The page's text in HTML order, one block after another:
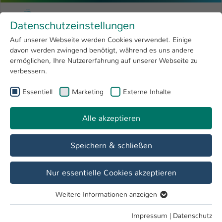
Menu
Forschung 4
Open submenu
Hochschule
International
Zum Hauptinhalt springen
Hochschule Kaiserslautern
Sie sind hier:
Menschen und Projekte
Datenschutzeinstellungen
Auf unserer Webseite werden Cookies verwendet. Einige
davon werden zwingend benötigt, während es uns andere
ermöglichen, Ihre Nutzererfahrung auf unserer Webseite zu
verbessern.
Essentiell Marketing Externe Inhalte
Alle akzeptieren
Speichern & schließen
Nur essentielle Cookies akzeptieren
Essentielle Cookies werden für grundlegende Funktionen
Weitere Informationen anzeigen
Impressum | Datenschutz